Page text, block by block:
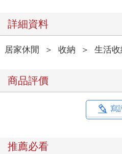
詳細資料
居家休閒 ＞ 收納 ＞ 生活收
商品評價
寫
推薦必看